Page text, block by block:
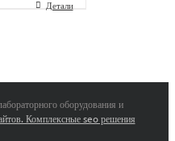
Детали
оборудования и
Комплексные seo решения